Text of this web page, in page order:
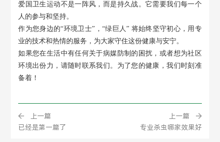
爱国卫生运动不是一阵风，而是持久战。它需要我们每一个
人的参与和坚持。
作为您身边的“环境卫士”，“绿巨人” 将始终坚守初心，用专
业的技术和热情的服务，为大家守住这份健康与安宁。
如果您在生活中有任何关于病媒防制的困扰，或者想为社区
环境出份力，请随时联系我们。为了您的健康，我们时刻准
备着！
上一篇
已经是第一篇了
上一篇
专业杀虫哪家效果好